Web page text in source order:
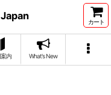
カート
内 What's New